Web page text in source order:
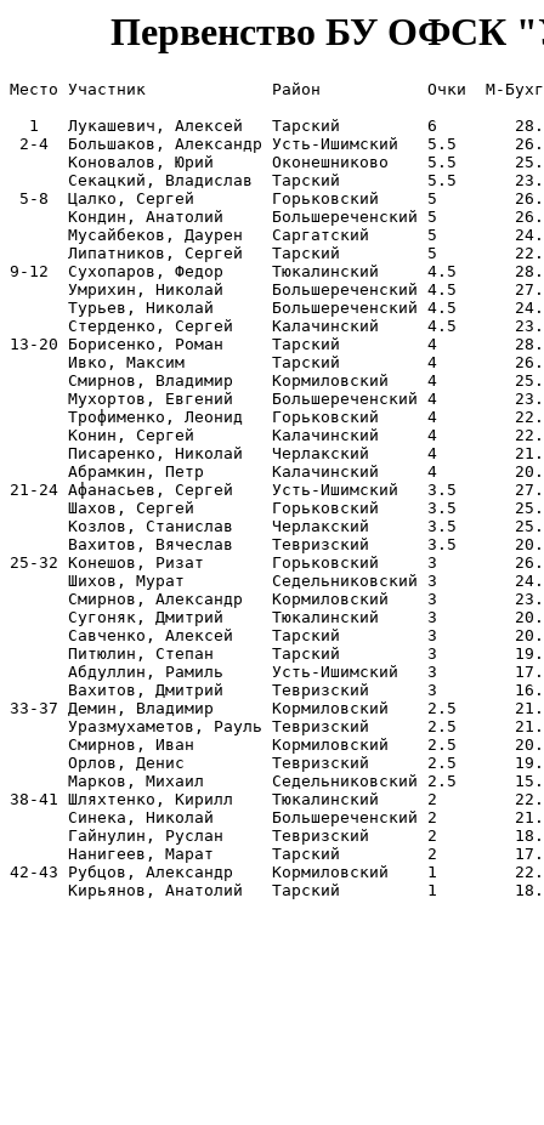
Первенство БУ ОФСК
Место Участник             Район           Очки  M-
1   Лукашевич, Алексей   Тарский         6
2-4  Большаков, Александр Усть-Ишимский   5.5
Коновалов, Юрий      Оконешниково    5.5
Секацкий, Владислав  Тарский         5.5
5-8  Цалко, Сергей        Горьковский     5
Кондин, Анатолий     Большереченский 5
Мусайбеков, Даурен   Саргатский      5
Липатников, Сергей   Тарский         5
9-12  Сухопаров, Федор     Тюкалинский     4.5
Умрихин, Николай     Большереченский 4.5
Турьев, Николай      Большереченский 4.5
Стерденко, Сергей    Калачинский     4.5
13-20 Борисенко, Роман     Тарский         4
Ивко, Максим         Тарский         4
Смирнов, Владимир    Кормиловский    4
Мухортов, Евгений    Большереченский 4
Трофименко, Леонид   Горьковский     4
Конин, Сергей        Калачинский     4
Писаренко, Николай   Черлакский      4
Абрамкин, Петр       Калачинский     4
21-24 Афанасьев, Сергей    Усть-Ишимский   3.5
Шахов, Сергей        Горьковский     3.5
Козлов, Станислав    Черлакский      3.5
Вахитов, Вячеслав    Тевризский      3.5
25-32 Конешов, Ризат       Горьковский     3
Шихов, Мурат         Седельниковский 3
Смирнов, Александр   Кормиловский    3
Сугоняк, Дмитрий     Тюкалинский     3
Савченко, Алексей    Тарский         3
Питюлин, Степан      Тарский         3
Абдуллин, Рамиль     Усть-Ишимский   3
Вахитов, Дмитрий     Тевризский      3
33-37 Демин, Владимир      Кормиловский    2.5
Уразмухаметов, Рауль Тевризский      2.5
Смирнов, Иван        Кормиловский    2.5
Орлов, Денис         Тевризский      2.5
Марков, Михаил       Седельниковский 2.5
38-41 Шляхтенко, Кирилл    Тюкалинский     2
Синека, Николай      Большереченский 2
Гайнулин, Руслан     Тевризский      2
Нанигеев, Марат      Тарский         2
42-43 Рубцов, Александр    Кормиловский    1